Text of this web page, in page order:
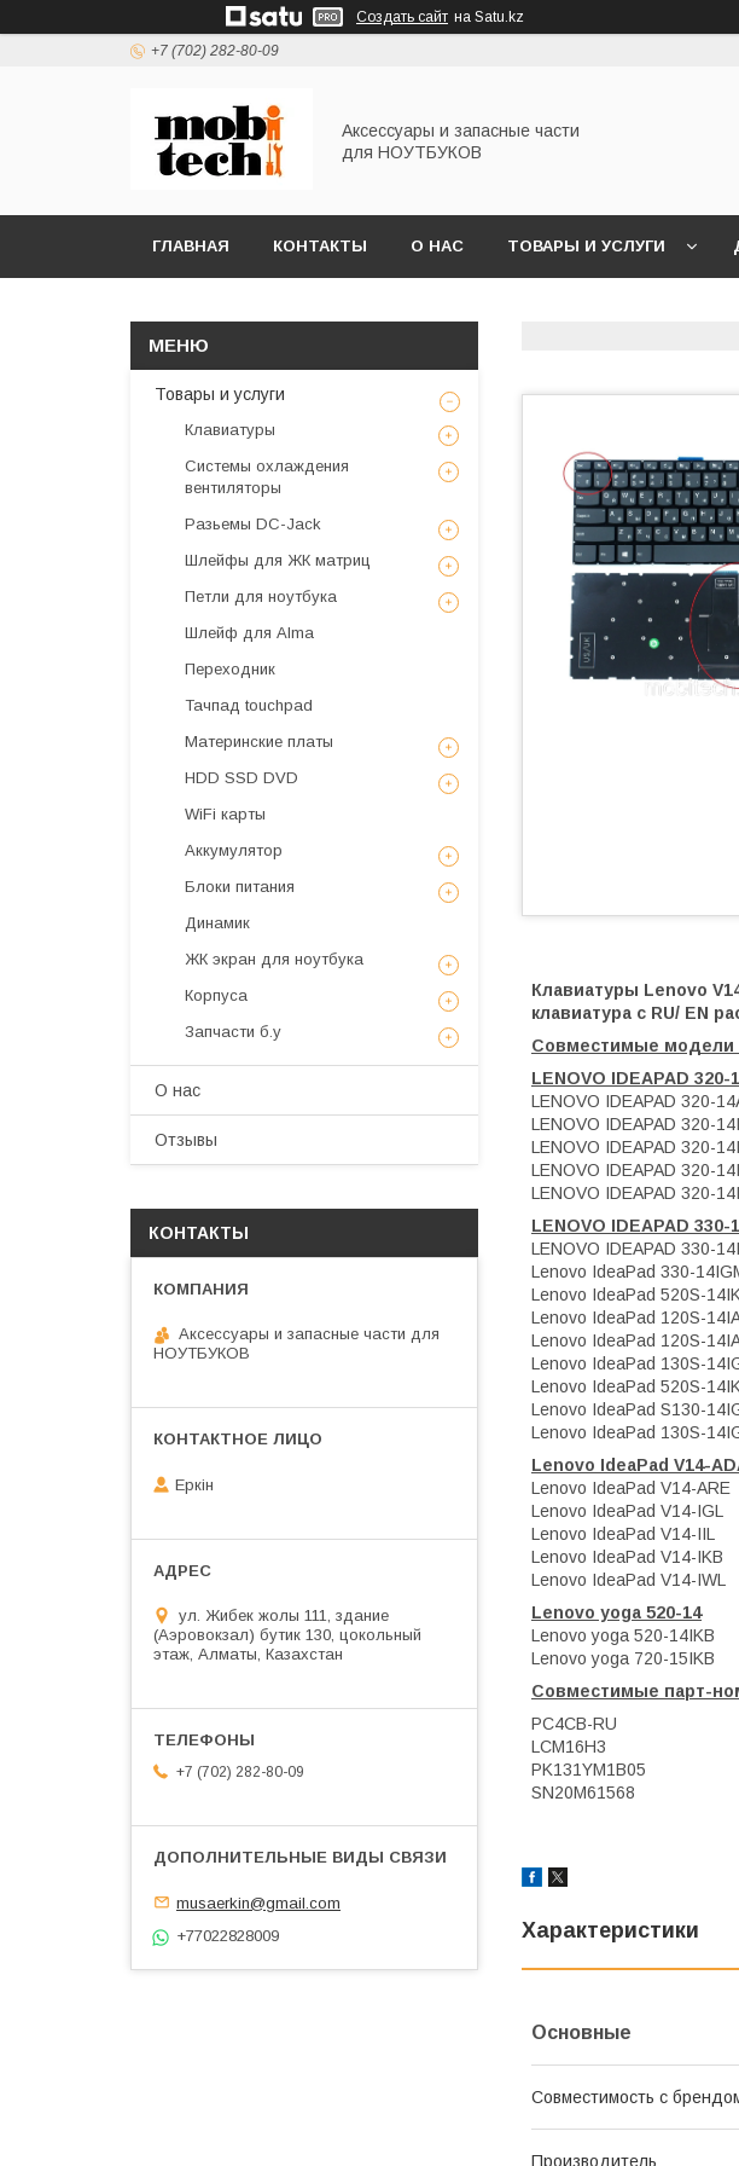
Создать сайт на Satu.kz
+7 (702) 282-80-09
Аксессуары и запасные части
для НОУТБУКОВ
ГЛАВНАЯ КОНТАКТЫ О НАС ТОВАРЫ И УСЛУГИ
Клавиатуры Lenovo
клавиатура c RU/ EN
Совместимые модели
LENOVO IDEAPAD 320-
LENOVO IDEAPAD 320-
LENOVO IDEAPAD 320-
LENOVO IDEAPAD 320-
LENOVO IDEAPAD 320-
LENOVO IDEAPAD 320-
LENOVO IDEAPAD 330-
LENOVO IDEAPAD 330-
Lenovo IdeaPad 330-
Lenovo IdeaPad 520S-
Lenovo IdeaPad 120S-
Lenovo IdeaPad 120S-
Lenovo IdeaPad 130S-
Lenovo IdeaPad 520S-
Lenovo IdeaPad S130-
Lenovo IdeaPad 130S-
Lenovo IdeaPad V14-
Lenovo IdeaPad V14-ARE
Lenovo IdeaPad V14-IGL
Lenovo IdeaPad V14-IIL
Lenovo IdeaPad V14-IKB
Lenovo IdeaPad V14-IWL
Lenovo yoga 520-14
Lenovo yoga 520-14IKB
Lenovo yoga 720-15IKB
Совместимые парт-
PC4CB-RU
LCM16H3
PK131YM1B05
SN20M61568
Характеристики
Основные
Совместимость с
Производитель
Товары и услуги
Клавиатуры
Системы охлаждения
вентиляторы
Разьемы DC-Jack
Шлейфы для ЖК матриц
Петли для ноутбука
Шлейф для Alma
Переходник
Тачпад touchpad
Материнские платы
HDD SSD DVD
WiFi карты
Аккумулятор
Блоки питания
Динамик
ЖК экран для ноутбука
Корпуса
Запчасти б.у
О нас
Отзывы
КОНТАКТЫ
Аксессуары и запасные части для
НОУТБУКОВ
Еркін
ул. Жибек жолы 111, здание
(Аэровокзал) бутик 130, цокольный
этаж, Алматы, Казахстан
+7 (702) 282-80-09
musaerkin@gmail.com
+77022828009